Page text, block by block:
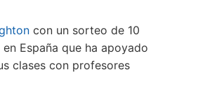
con un sorteo de 10
España que ha apoyado
clases con profesores